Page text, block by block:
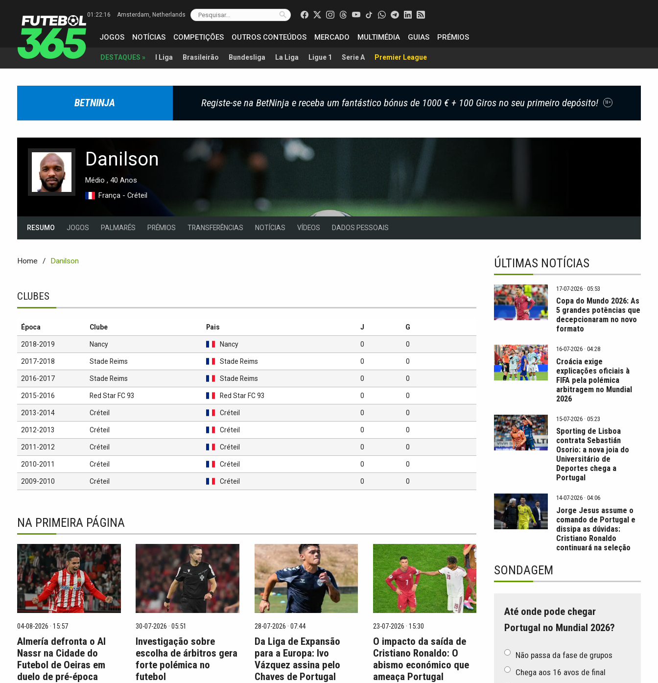
01:22:17 Amsterdam, Netherlands
JOGOS NOTÍCIAS COMPETIÇÕES OUTROS CONTEÚDOS MERCADO MULTIMÉDIA GUIAS PRÉMIOS
DESTAQUES » I Liga Brasileirão Bundesliga La Liga Ligue 1 Serie A Premier League
BETNINJA Registe-se na BetNinja e receba um fantástico bónus de 1000 € + 100 Giros no seu primeiro depósito! 18+
Danilson
Médio , 40 Anos
França - Créteil
RESUMO JOGOS PALMARÉS PRÉMIOS TRANSFERÊNCIAS NOTÍCIAS VÍDEOS DADOS PESSOAIS
Home Danilson
CLUBES
Época Clube Pais J G
2018-2019 Nancy Nancy 0 0
2017-2018 Stade Reims Stade Reims 0 0
2016-2017 Stade Reims Stade Reims 0 0
2015-2016 Red Star FC 93 Red Star FC 93 0 0
2013-2014 Créteil Créteil 0 0
2012-2013 Créteil Créteil 0 0
2011-2012 Créteil Créteil 0 0
2010-2011 Créteil Créteil 0 0
2009-2010 Créteil Créteil 0 0
NA PRIMEIRA PÁGINA
04-08-2026 · 15:57
Almería defronta o Al
Nassr na Cidade do
Futebol de Oeiras em
duelo de pré-época
30-07-2026 · 05:51
Investigação sobre
escolha de árbitros gera
forte polémica no
futebol
28-07-2026 · 07:44
Da Liga de Expansão
para a Europa: Ivo
Vázquez assina pelo
Chaves de Portugal
23-07-2026 · 15:30
O impacto da saída de
Cristiano Ronaldo: O
abismo económico que
ameaça Portugal
ÚLTIMAS NOTÍCIAS
17-07-2026 · 05:53
Copa do Mundo 2026: As
5 grandes potências que
decepcionaram no novo
formato
16-07-2026 · 04:28
Croácia exige
explicações oficiais à
FIFA pela polémica
arbitragem no Mundial
2026
15-07-2026 · 05:23
Sporting de Lisboa
contrata Sebastián
Osorio: a nova joia do
Universitário de
Deportes chega a
Portugal
14-07-2026 · 04:06
Jorge Jesus assume o
comando de Portugal e
dissipa as dúvidas:
Cristiano Ronaldo
continuará na seleção
SONDAGEM
Até onde pode chegar
Portugal no Mundial 2026?
Não passa da fase de grupos
Chega aos 16 avos de final